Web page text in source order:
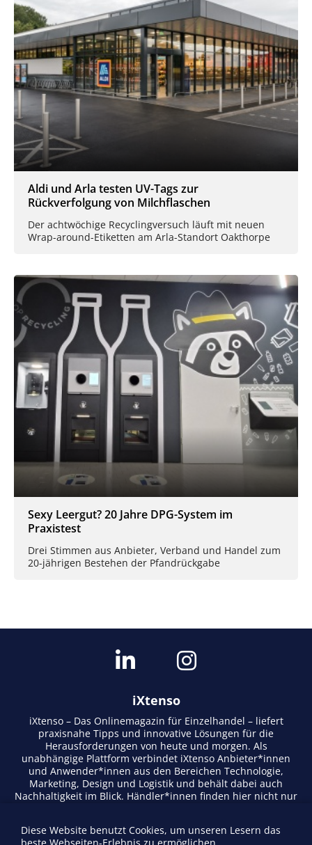
Aldi und Arla testen UV-Tags zur
Rückverfolgung von Milchflaschen
Der achtwöchige Recyclingversuch läuft mit neuen
Wrap-around-Etiketten am Arla-Standort Oakthorpe
Sexy Leergut? 20 Jahre DPG-System im
Praxistest
Drei Stimmen aus Anbieter, Verband und Handel zum
20-jährigen Bestehen der Pfandrückgabe
iXtenso
iXtenso – Das Onlinemagazin für Einzelhandel – liefert
praxisnahe Tipps und innovative Lösungen für die
Herausforderungen von heute und morgen. Als
unabhängige Plattform verbindet iXtenso Anbieter*innen
und Anwender*innen aus den Bereichen Technologie,
Marketing, Design und Logistik und behält dabei auch
Nachhaltigkeit im Blick. Händler*innen finden hier nicht nur
lebendigen Schreibstil und relevantem Content fördert das
Diese Website benutzt Cookies, um unseren Lesern das